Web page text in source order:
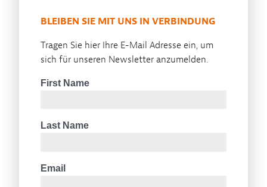
BLEIBEN SIE MIT UNS IN VERBINDUNG
Tragen Sie hier Ihre E-Mail Adresse ein, um
sich für unseren Newsletter anzumelden.